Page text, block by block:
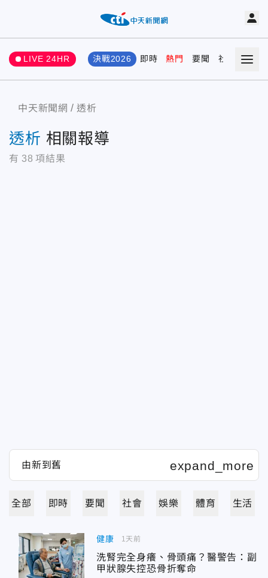
LIVE 24HR 決戰2026 即時 熱門 要聞 社會 娛樂
中天新聞網 透析
透析 相關報導
有 38 項結果
全部 即時 要聞 社會 娛樂 體育 生活
健康
洗腎完全身癢、骨頭痛？醫警告：副
甲狀腺失控恐骨折奪命
1天前